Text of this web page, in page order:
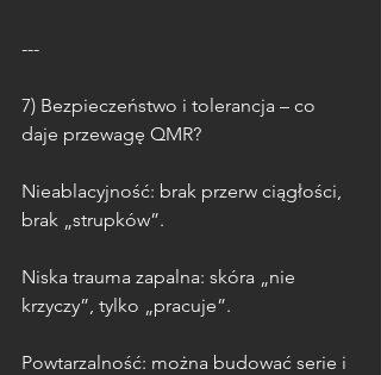
---
7) Bezpieczeństwo i tolerancja – co
daje przewagę QMR?
Nieablacyjność: brak przerw ciągłości,
brak „strupków”.
Niska trauma zapalna: skóra „nie
krzyczy”, tylko „pracuje”.
Powtarzalność: można budować serie i